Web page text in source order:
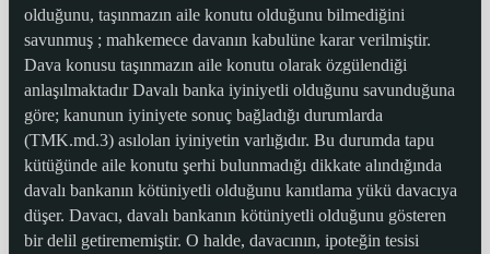
olduğunu, taşınmazın aile konutu olduğunu bilmediğini
savunmuş ; mahkemece davanın kabulüne karar verilmiştir.
Dava konusu taşınmazın aile konutu olarak özgülendiği
anlaşılmaktadır Davalı banka iyiniyetli olduğunu savunduğuna
göre; kanunun iyiniyete sonuç bağladığı durumlarda
(TMK.md.3) asılolan iyiniyetin varlığıdır. Bu durumda tapu
kütüğünde aile konutu şerhi bulunmadığı dikkate alındığında
davalı bankanın kötüniyetli olduğunu kanıtlama yükü davacıya
düşer. Davacı, davalı bankanın kötüniyetli olduğunu gösteren
bir delil getirememiştir. O halde, davacının, ipoteğin tesisi